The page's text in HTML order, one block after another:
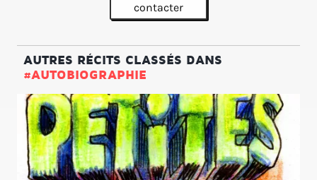
contacter
AUTRES RÉCITS CLASSÉS DANS
#AUTOBIOGRAPHIE